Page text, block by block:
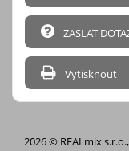
ZASLAT
Vytisknout
2026 © REALmix